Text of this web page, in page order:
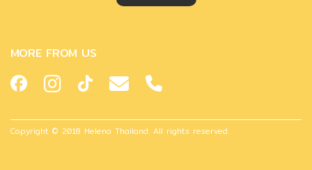
MORE FROM US
Copyright © 2018 Helena Thailand. All rights reserved.